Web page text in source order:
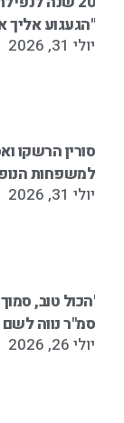
"הגעגוע אליך
יולי 31, 2026
סורין הרשקו
למשפחות
יולי 31, 2026
סמ"ר נווה לשם
יולי 26, 2026